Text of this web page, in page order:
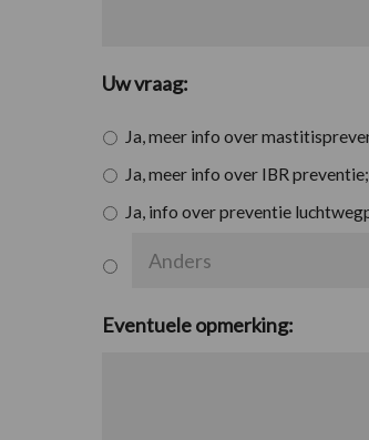
Uw vraag:
Ja, meer info over
Ja, meer info over IBR
Ja, info over preventie
Eventuele opmerking: